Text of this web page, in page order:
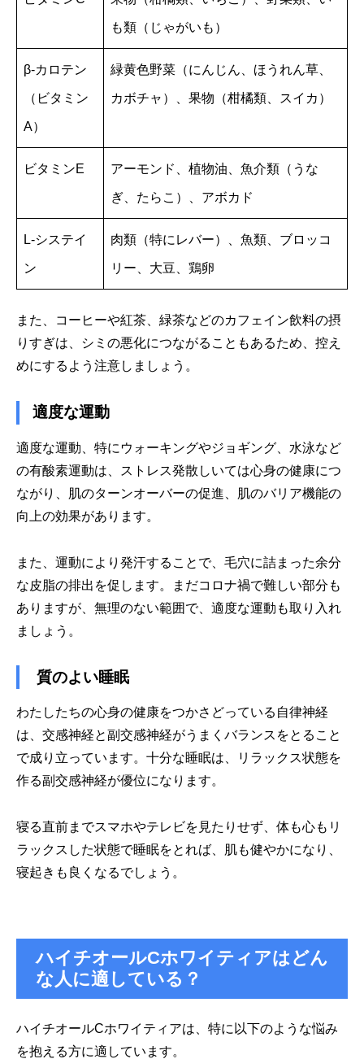
も類（じゃがいも）
β-カロテン
（ビタミン
A）
緑黄色野菜（にんじん、ほうれん草、
カボチャ）、果物（柑橘類、スイカ）
ビタミンE アーモンド、植物油、魚介類（うな
ぎ、たらこ）、アボカド
L-システイ
ン
肉類（特にレバー）、魚類、ブロッコ
リー、大豆、鶏卵
また、コーヒーや紅茶、緑茶などのカフェイン飲料の摂
りすぎは、シミの悪化につながることもあるため、控え
めにするよう注意しましょう。
適度な運動
適度な運動、特にウォーキングやジョギング、水泳など
の有酸素運動は、ストレス発散しいては心身の健康につ
ながり、肌のターンオーバーの促進、肌のバリア機能の
向上の効果があります。
また、運動により発汗することで、毛穴に詰まった余分
な皮脂の排出を促します。まだコロナ禍で難しい部分も
ありますが、無理のない範囲で、適度な運動も取り入れ
ましょう。
質のよい睡眠
わたしたちの心身の健康をつかさどっている自律神経
は、交感神経と副交感神経がうまくバランスをとること
で成り立っています。十分な睡眠は、リラックス状態を
作る副交感神経が優位になります。
寝る直前までスマホやテレビを見たりせず、体も心もリ
ラックスした状態で睡眠をとれば、肌も健やかになり、
寝起きも良くなるでしょう。
ハイチオールCホワイティアはどん
な人に適している？
ハイチオールCホワイティアは、特に以下のような悩み
を抱える方に適しています。